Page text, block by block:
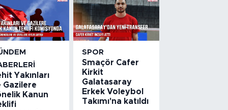
Yakınları
Gazilere
Kanun
SPOR
Smaçör Cafer
Kirkit
Galatasaray
Erkek Voleybol
Takımı'na katıldı